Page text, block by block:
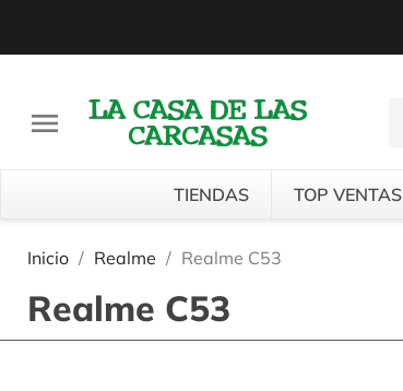

TIENDAS TOP VENTAS
Inicio Realme Realme C53
Realme C53